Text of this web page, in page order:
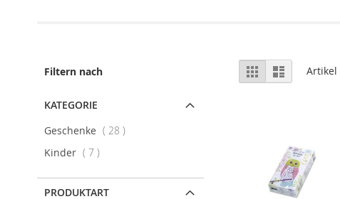
Ansicht
als
RasterListe Artikel
Filtern nach
KATEGORIE
Geschenke
28 Artikel
Kinder
7 Artikel
PRODUKTART